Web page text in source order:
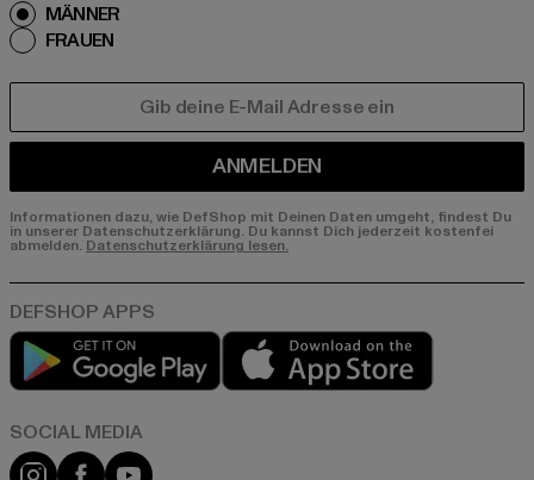
MÄNNER
FRAUEN
ANMELDEN
Informationen dazu, wie DefShop mit Deinen Daten umgeht, findest Du
in unserer Datenschutzerklärung. Du kannst Dich jederzeit kostenfei
abmelden. Datenschutzerklärung lesen.
Play market
Instagram
FacebookYouTube